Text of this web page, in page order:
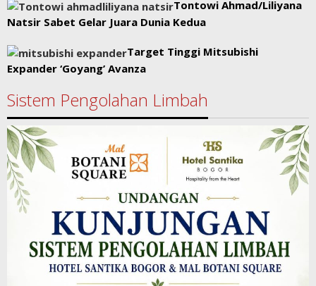
Tontowi Ahmad/Liliyana
Natsir Sabet Gelar Juara Dunia Kedua
Target Tinggi Mitsubishi
Expander ‘Goyang’ Avanza
Sistem Pengolahan Limbah